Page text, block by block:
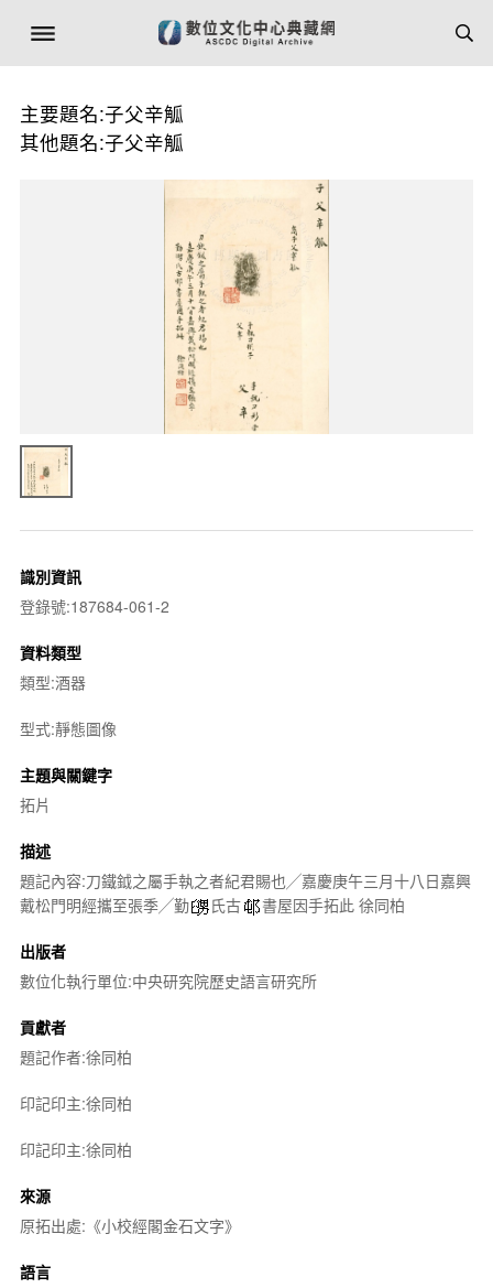
主要題名:子父辛觚
其他題名:子父辛觚
識別資訊
登錄號:187684-061-2
資料類型
類型:酒器
型式:靜態圖像
主題與關鍵字
拓片
描述
題記內容:刀鐵鉞之屬手執之者紀君賜也╱嘉慶庚午三月十八日嘉興
戴松門明經攜至張季╱勤
氏古 書屋因手拓此 徐同柏
出版者
數位化執行單位:中央研究院歷史語言研究所
貢獻者
題記作者:徐同柏
印記印主:徐同柏
印記印主:徐同柏
來源
原拓出處:《小校經閣金石文字》
語言